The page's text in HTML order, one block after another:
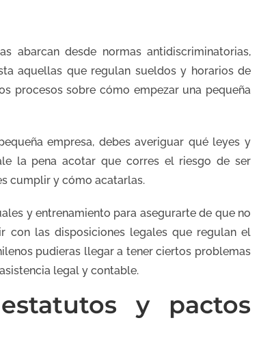
abarcan desde normas antidiscriminatorias,
aquellas que regulan sueldos y horarios de
procesos sobre cómo empezar una pequeña
empresa, debes averiguar qué leyes y
la pena acotar que corres el riesgo de ser
cumplir y cómo acatarlas.
y entrenamiento para asegurarte de que no
con las disposiciones legales que regulan el
pudieras llegar a tener ciertos problemas
legal y contable.
y pactos